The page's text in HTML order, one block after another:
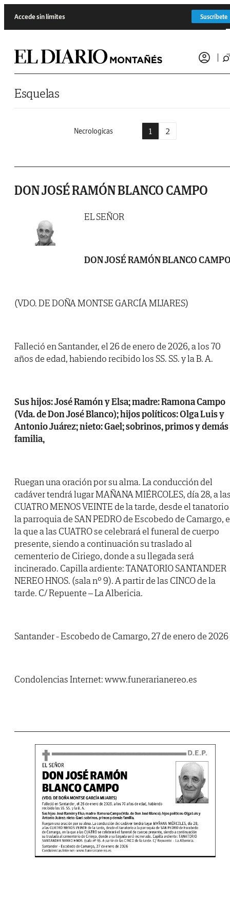
Accede sin límites Suscríbete
Esquelas
Necrologicas 1 2
DON JOSÉ RAMÓN BLANCO CAMPO
EL SEÑOR
DON JOSÉ RAMÓN BLANCO
(VDO. DE DOÑA MONTSE GARCÍA MIJARES)
Falleció en Santander, el 26 de enero de 2026, a los 70
años de edad, habiendo recibido los SS. SS. y la B. A.
Sus hijos: José Ramón y Elsa; madre: Ramona Campo
(Vda. de Don José Blanco); hijos políticos: Olga Luis y
Antonio Juárez; nieto: Gael; sobrinos, primos y demás
familia,
Ruegan una oración por su alma. La conducción del
cadáver tendrá lugar MAÑANA MIÉRCOLES, día 28, a
CUATRO MENOS VEINTE de la tarde, desde el
la parroquia de SAN PEDRO de Escobedo de Camargo,
la que a las CUATRO se celebrará el funeral de cuerpo
presente, siendo a continuación su traslado al
cementerio de Ciriego, donde a su llegada será
incinerado. Capilla ardiente: TANATORIO SANTANDER
NEREO HNOS. (sala nº 9). A partir de las CINCO de la
tarde. C/ Repuente – La Albericia.
Santander - Escobedo de Camargo, 27 de enero de 2026
Condolencias Internet: www.funerarianereo.es